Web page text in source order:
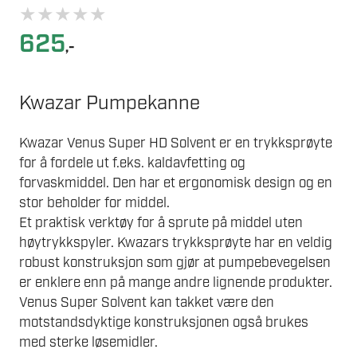
★★★★★
625,-
Kwazar Pumpekanne
Kwazar Venus Super HD Solvent er en trykksprøyte
for å fordele ut f.eks. kaldavfetting og
forvaskmiddel. Den har et ergonomisk design og en
stor beholder for middel.
Et praktisk verktøy for å sprute på middel uten
høytrykkspyler. Kwazars trykksprøyte har en veldig
robust konstruksjon som gjør at pumpebevegelsen
er enklere enn på mange andre lignende produkter.
Venus Super Solvent kan takket være den
motstandsdyktige konstruksjonen også brukes
med sterke løsemidler.